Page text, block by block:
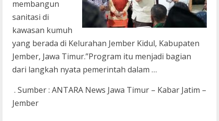
membangun
sanitasi di
kawasan kumuh
yang berada di Kelurahan Jember Kidul, Kabupaten
Jember, Jawa Timur.”Program itu menjadi bagian
dari langkah nyata pemerintah dalam …
. Sumber : ANTARA News Jawa Timur – Kabar Jatim –
Jember